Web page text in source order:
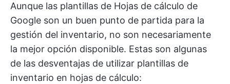
Aunque las plantillas de Hojas de cálculo de
Google son un buen punto de partida para la
gestión del inventario, no son necesariamente
la mejor opción disponible. Estas son algunas
de las desventajas de utilizar plantillas de
inventario en hojas de cálculo: